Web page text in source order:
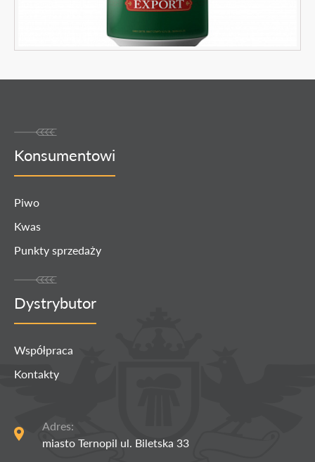
Konsumentowi
Piwo
Kwas
Punkty sprzedaży
Dystrybutor
Współpraca
Kontakty
Adres:
miasto Ternopil ul. Biletska 33